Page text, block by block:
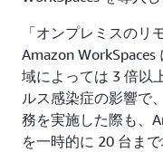
「オンプレミスのリ
Amazon
域によっては 3 倍以
ルス感染症の影響で
務を実施した際も、
を一時的に 20 台ま